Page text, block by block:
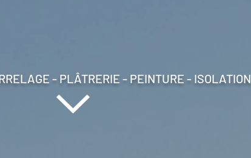
- PLÂTRERIE - PEINTURE - ISOLATION